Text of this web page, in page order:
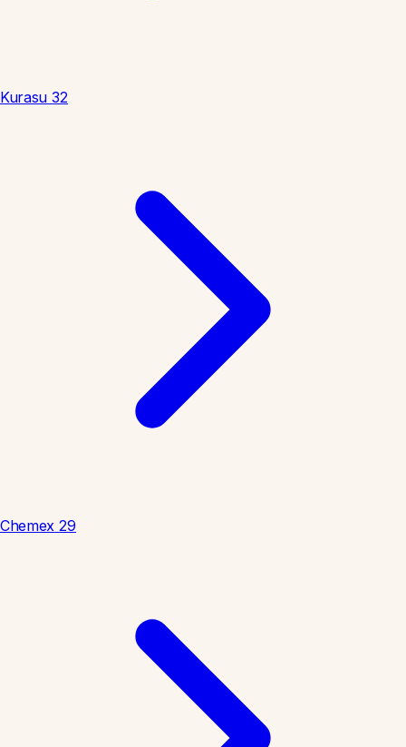
Kurasu 32
Chemex 29